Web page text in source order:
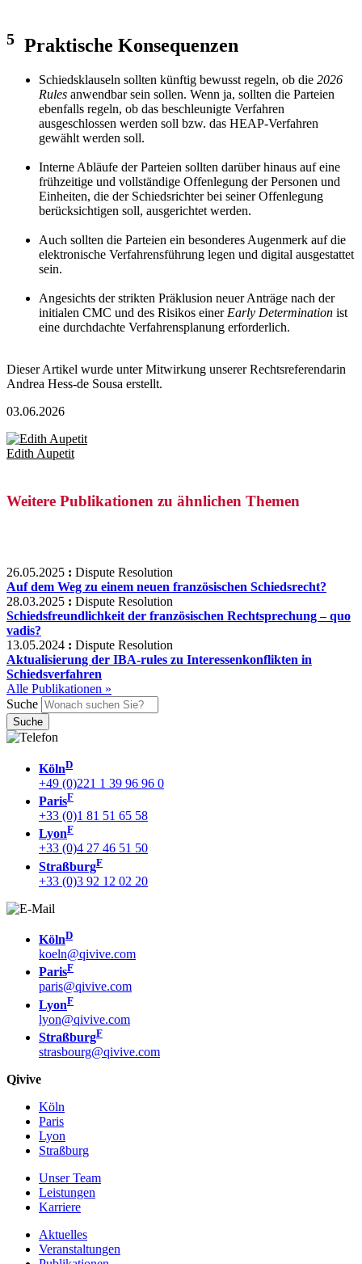
5 Praktische Konsequenzen
Schiedsklauseln sollten künftig bewusst regeln, ob die 2026
Rules anwendbar sein sollen. Wenn ja, sollten die Parteien
ebenfalls regeln, ob das beschleunigte Verfahren
ausgeschlossen werden soll bzw. das HEAP-Verfahren
gewählt werden soll.
Interne Abläufe der Parteien sollten darüber hinaus auf eine
frühzeitige und vollständige Offenlegung der Personen und
Einheiten, die der Schiedsrichter bei seiner Offenlegung
berücksichtigen soll, ausgerichtet werden.
Auch sollten die Parteien ein besonderes Augenmerk auf die
elektronische Verfahrensführung legen und digital ausgestattet
sein.
Angesichts der strikten Präklusion neuer Anträge nach der
initialen CMC und des Risikos einer Early Determination ist
eine durchdachte Verfahrensplanung erforderlich.
Dieser Artikel wurde unter Mitwirkung unserer Rechtsreferendarin
Andrea Hess-de Sousa erstellt.
03.06.2026
Edith Aupetit
Weitere Publikationen zu ähnlichen Themen
26.05.2025 : Dispute Resolution
Auf dem Weg zu einem neuen französischen Schiedsrecht?
28.03.2025 : Dispute Resolution
Schiedsfreundlichkeit der französischen Rechtsprechung – quo
vadis?
13.05.2024 : Dispute Resolution
Aktualisierung der IBA-rules zu Interessenkonflikten in
Schiedsverfahren
Alle Publikationen »
Suche
KölnD
+49 (0)221 1 39 96 96 0
ParisF
+33 (0)1 81 51 65 58
LyonF
+33 (0)4 27 46 51 50
StraßburgF
+33 (0)3 92 12 02 20
KölnD
koeln@qivive.com
ParisF
paris@qivive.com
LyonF
lyon@qivive.com
StraßburgF
strasbourg@qivive.com
Qivive
Köln
Paris
Lyon
Straßburg
Unser Team
Leistungen
Karriere
Aktuelles
Veranstaltungen